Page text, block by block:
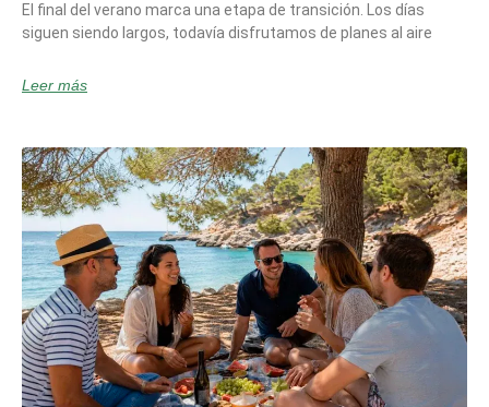
El final del verano marca una etapa de transición. Los días
siguen siendo largos, todavía disfrutamos de planes al aire
Leer más